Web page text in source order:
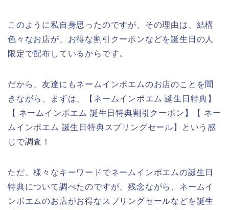
このように私自身思ったのですが、その理由は、結構
色々なお店が、お得な割引クーポンなどを誕生日の人
限定で配布しているからです。
だから、友達にもネームインポエムのお店のことを聞
きながら、まずは、【ネームインポエム 誕生日特典】
【 ネームインポエム 誕生日特典割引クーポン】【 ネー
ムインポエム 誕生日特典スプリングセール】という感
じで調査！
ただ、様々なキーワードでネームインポエムの誕生日
特典について調べたのですが、残念ながら、ネームイ
ンポエムのお店がお得なスプリングセールなどを誕生